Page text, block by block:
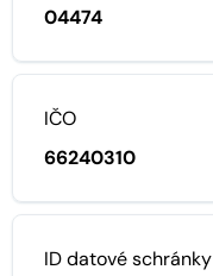
04474
IČO
66240310
ID datové schránky